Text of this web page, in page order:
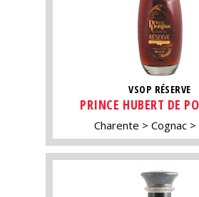
VSOP RÉSERVE
PRINCE HUBERT DE
Charente Cognac